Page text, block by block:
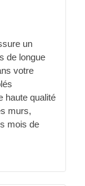
un
de longue
votre
haute qualité
murs,
mois de